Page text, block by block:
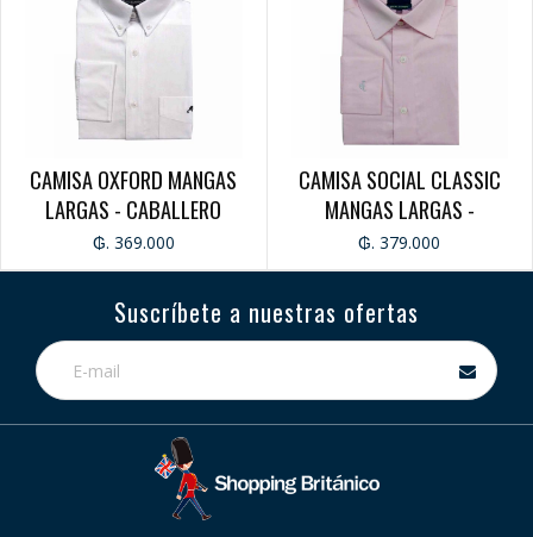
CABALLERO
ACCESORIOS
NECESER
CINTO DAMA
CAMISAS
CAMPERAS
CAMISA OXFORD MANGAS
LARGAS - CABALLERO
₲. 369.000
CAMISA SOCIAL CLASSIC
MANGAS LARGAS -
CABALLERO
₲. 379.000
Suscríbete a nuestras ofertas